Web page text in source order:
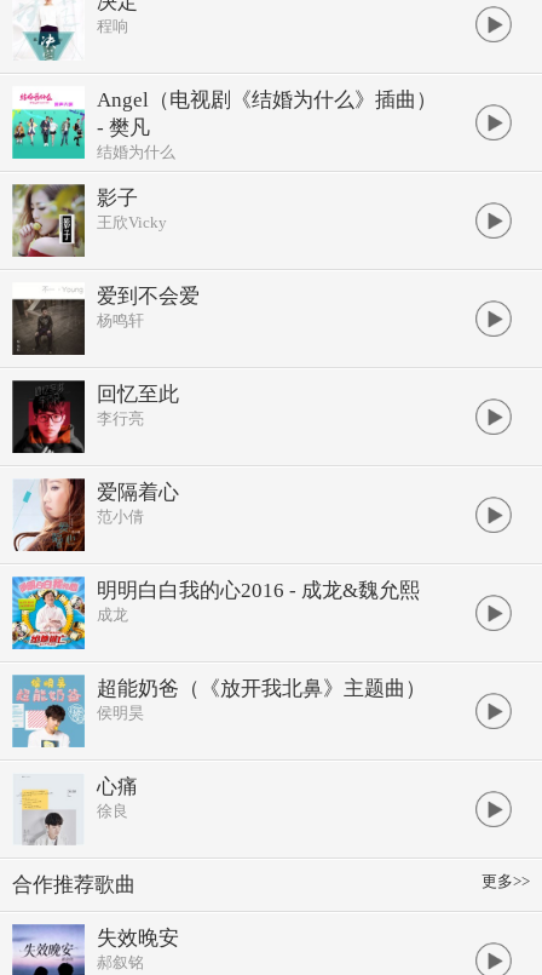
程响
Angel（电视剧《结婚为什么》插曲）
- 樊凡
结婚为什么
影子
王欣Vicky
爱到不会爱
杨鸣轩
回忆至此
李行亮
爱隔着心
范小倩
明明白白我的心2016 - 成龙&魏允熙
成龙
超能奶爸（《放开我北鼻》主题曲）
侯明昊
心痛
徐良
更多>>
合作推荐歌曲
失效晚安
郝叙铭